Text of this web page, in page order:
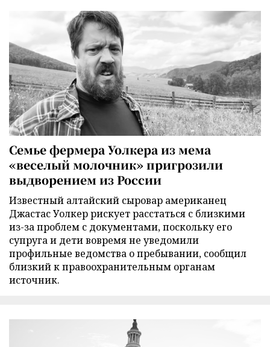
Семье фермера Уолкера из мема
«веселый молочник» пригрозили
выдворением из России
Известный алтайский сыровар американец
Джастас Уолкер рискует расстаться с близкими
из-за проблем с документами, поскольку его
супруга и дети вовремя не уведомили
профильные ведомства о пребывании, сообщил
близкий к правоохранительным органам
источник.